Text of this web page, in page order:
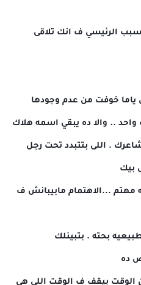
الرئيسي ف انك تلاقى
ياما خوفت من عدم وجودها
.. والا ده يبقي اسمه هلاك
. اللى بتتبدد تحت رجل
بيك
مهتم ...الاهتمام مابيبانش ف
بحته . بتبينلك
ده
الوقت بيقف ف الوقت اللى هى